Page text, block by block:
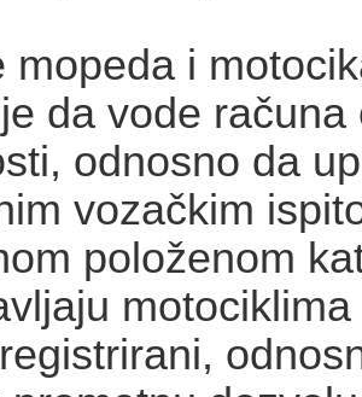
mopeda i
da vode računa
odnosno da
vozačkim
položenom